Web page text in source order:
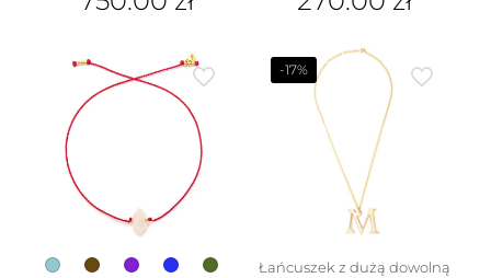
ma
wiele
wariantów.
stronie
produktu
-17%
Łańcuszek z dużą dowolną